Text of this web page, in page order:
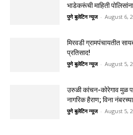
भाडेकरूंची माहिती
पुणे बुलेटिन न्यूज - August 6,
मिरवडी ग्रामपंचायतीत
प्रतिसाद!
पुणे बुलेटिन न्यूज - August 5,
उरुळी कांचन-कोरेगाव मुळ
नागरिक हैराण; विना
पुणे बुलेटिन न्यूज - August 5,